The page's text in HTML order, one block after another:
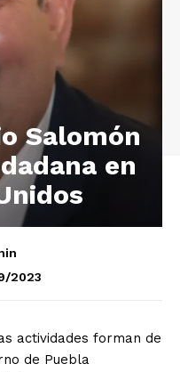
Salomón
en
2023
actividades forman de
de Puebla